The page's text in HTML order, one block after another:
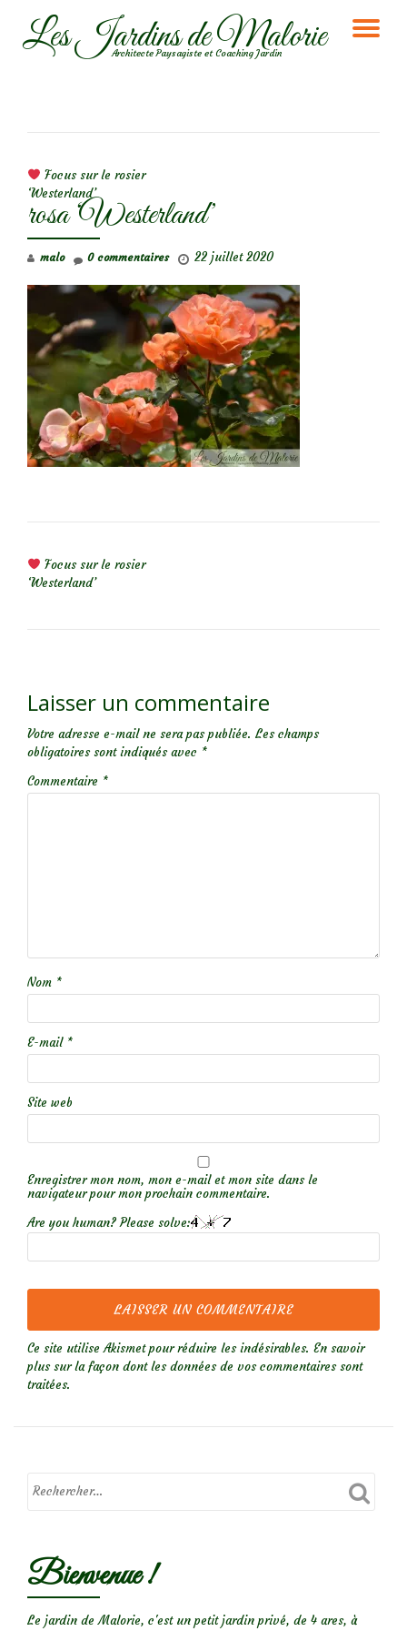
AllerLes Jardins de Malorie
Architecte Paysagiste et Coaching Jardin
Focus sur le rosier
‘Westerland’
rosa ‘Westerland’
malo 22 juillet 2020
0 commentaires
Focus sur le rosier
‘Westerland’
Laisser un commentaire
Votre adresse e-mail ne sera pas publiée. Les champs
obligatoires sont indiqués avec *
Commentaire *
Nom *
E-mail *
Site web
Enregistrer mon nom, mon e-mail et mon site dans le
navigateur pour mon prochain commentaire.
Are you human? Please solve:
Ce site utilise Akismet pour réduire les indésirables. En savoir
plus sur la façon dont les données de vos commentaires sont
traitées.
Bienvenue !
Le jardin de Malorie, c'est un petit jardin privé, de 4 ares, à